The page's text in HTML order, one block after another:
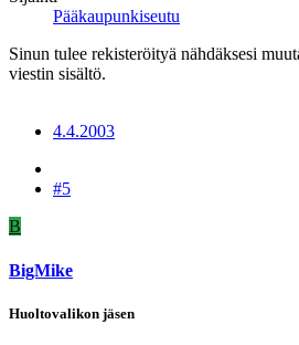
Pääkaupunkiseutu
Sinun tulee rekisteröityä nähdäksesi
viestin sisältö.
4.4.2003
#5
B
BigMike
Huoltovalikon jäsen